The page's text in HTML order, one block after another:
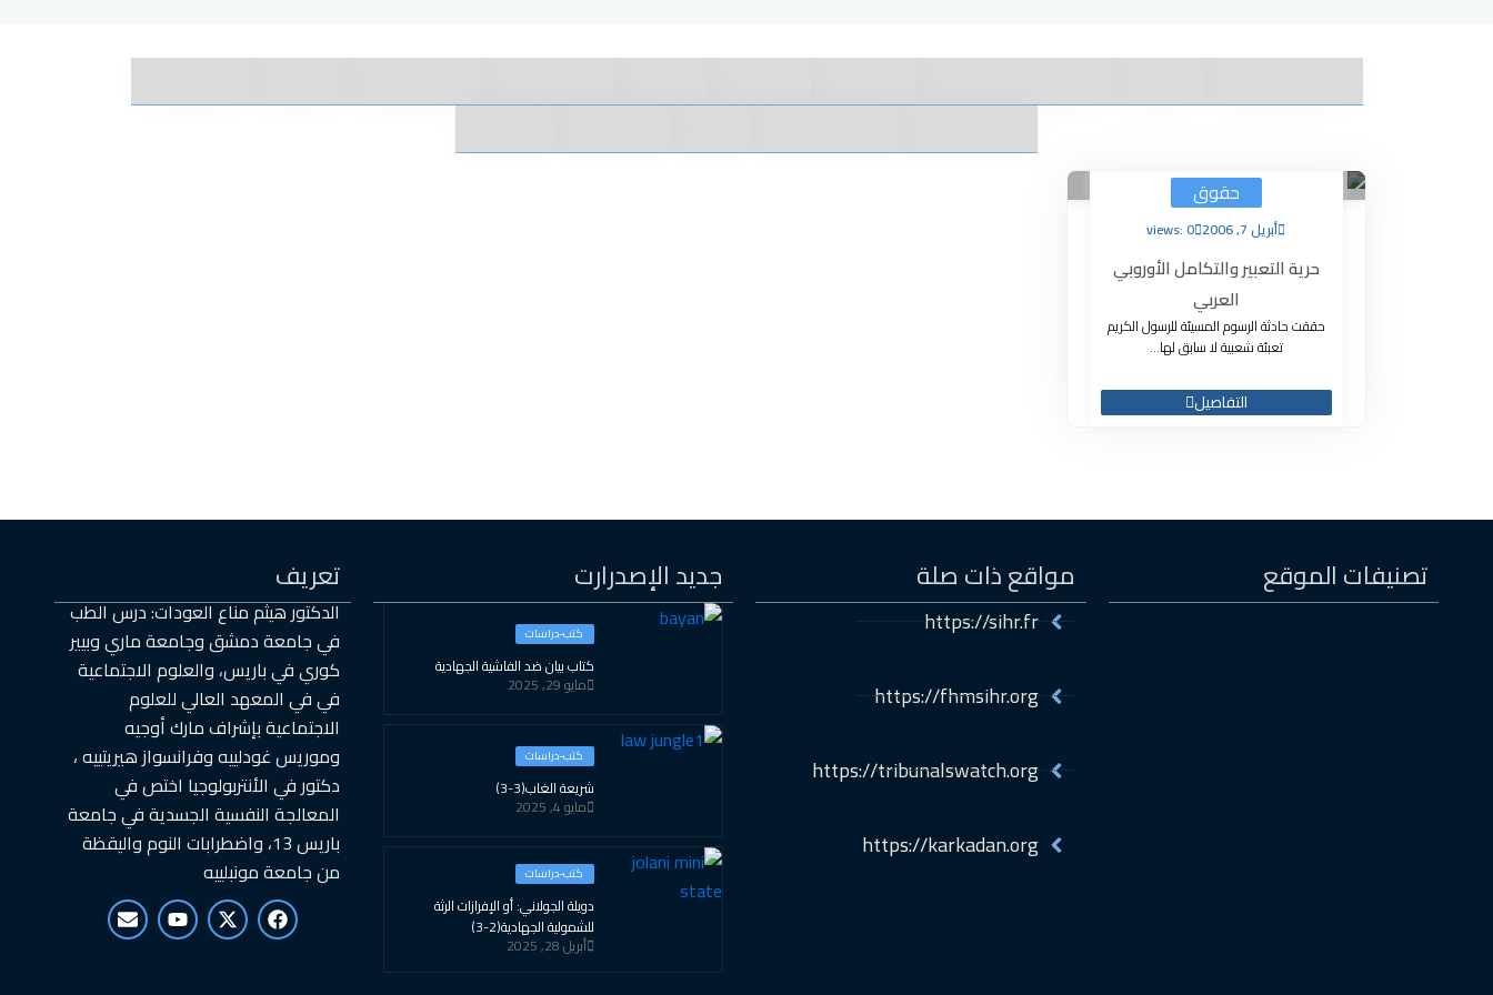
حقوق
أبريل 7, 2006 views: 0
حرية التعبير والتكامل الأوروبي
العربي
حققت حادثة الرسوم المسيئة للرسول الكريم
تعبئة شعبية لا سابق لها...
التفاصيل
تعريف
الدكتور هيثم مناع العودات: درس الطب
في جامعة دمشق وجامعة ماري وبيير
كوري في باريس، والعلوم الاجتماعية
في في المعهد العالي للعلوم
الاجتماعية بإشراف مارك أوجيه
وموريس غودلييه وفرانسواز هيريتييه ،
دكتور في الأنتربولوجيا اختص في
المعالجة النفسية الجسدية في جامعة
باريس 13، واضطرابات النوم واليقظة
من جامعة مونبلييه
F
a
c
X
-
t
Y
o
u
E
n
v
جديد الإصدرارت
كتب-دراسات
كتاب بيان ضد الفاشية الجهادية
مايو 29, 2025
كتب-دراسات
شريعة الغاب(3-3)
مايو 4, 2025
كتب-دراسات
دويلة الجولاني: أو الإفرازات الرثة
للشمولية الجهادية(2-3)
أبريل 28, 2025
مواقع ذات صلة
https://sihr.fr
https://fhmsihr.org
https://tribunalswatch.org
https://karkadan.org
تصنيفات الموقع